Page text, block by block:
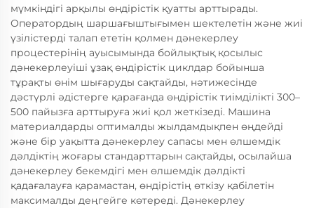
мүмкіндігі арқылы өндірістік қуатты арттырады.
Оператордың шаршағыштығымен шектелетін және жиі
үзілістерді талап ететін қолмен дәнекерлеу
процестерінің ауысымында бойлықтық қосылыс
дәнекерлеуіші ұзақ өндірістік циклдар бойынша
тұрақты өнім шығаруды сақтайды, нәтижесінде
дәстүрлі әдістерге қарағанда өндірістік тиімділікті 300–
500 пайызға арттыруға жиі қол жеткізеді. Машина
материалдарды оптималды жылдамдықпен өңдейді
және бір уақытта дәнекерлеу сапасы мен өлшемдік
дәлдіктің жоғары стандарттарын сақтайды, осылайша
дәнекерлеу бекемдігі мен өлшемдік дәлдікті
қадағалауға қарамастан, өндірістің өткізу қабілетін
максималды деңгейге көтереді. Дәнекерлеу